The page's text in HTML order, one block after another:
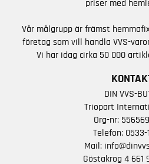
priser med
Vår målgrupp är främst
företag som vill handla VVS-
Vi har idag cirka 50 000
DIN VVS-
Triopart
Org-nr:
Telefon: 0533-
Mail:
Göstakrog 4 661